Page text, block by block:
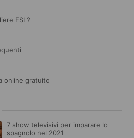
ESL?
online gratuito
7 show televisivi per imparare lo
spagnolo nel 2021